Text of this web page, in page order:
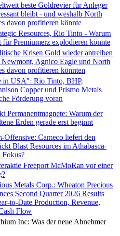
beste Goldrevier für Anleger
bleibt - und weshalb North
davon profitieren könnte
Resources, Rio Tinto - Warum
für Premiumerz explodieren könnte
Krisen Gold wieder antreiben
Agnico Eagle und North
davon profitieren könnten
in USA": Rio Tinto, BHP,
Copper und Prismo Metals
Förderung voran
Permanentmagnete: Warum der
Erden gerade erst beginnt
Offensive: Cameco liefert den
Blast Resources im Athabasca-
Fokus?
Freeport McMoRan vor einer
Metals Corp.: Wheaton Precious
Second Quarter 2026 Results
to-Date Production, Revenue,
Flow
Inc: Was der neue Abnehmer